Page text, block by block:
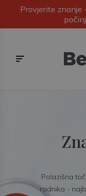
Provjerite znanje
Polazišna
radnika -